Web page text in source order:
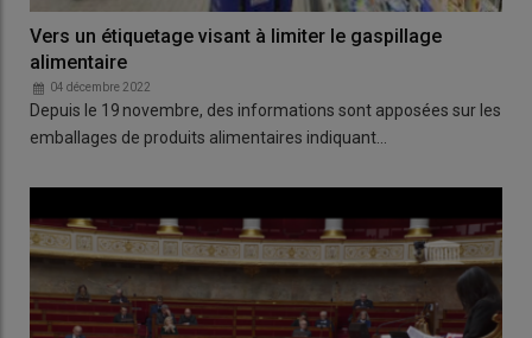
Vers un étiquetage visant à limiter le gaspillage
alimentaire
04 décembre 2022
Depuis le 19 novembre, des informations sont apposées sur les
emballages de produits alimentaires indiquant…